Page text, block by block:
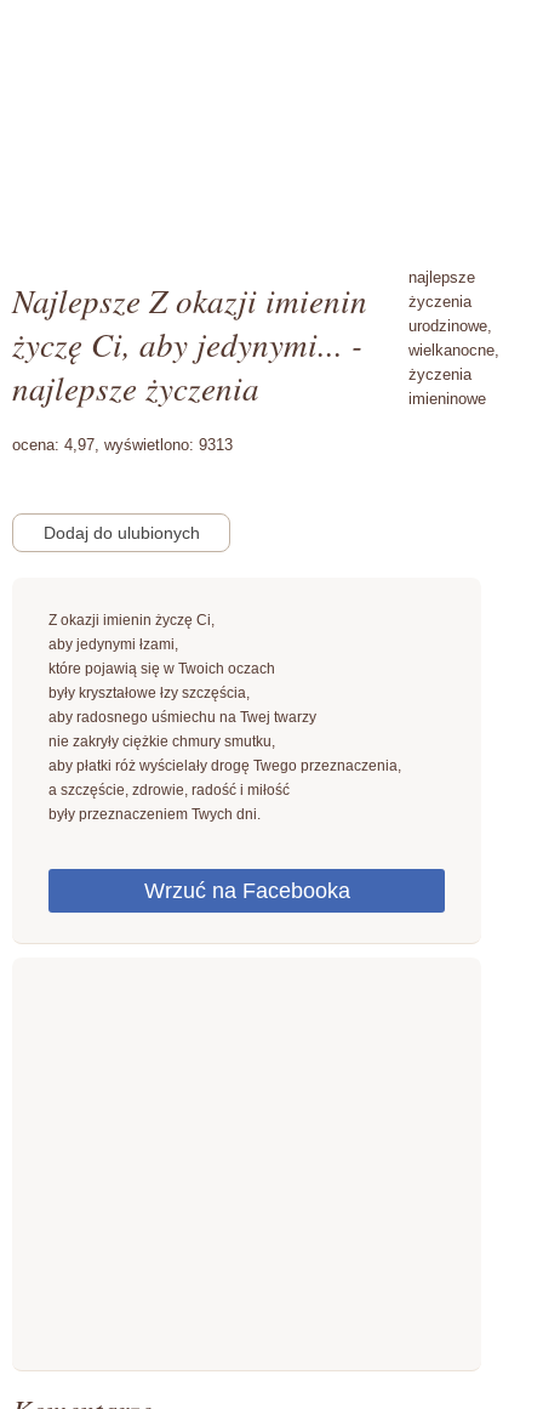
Najlepsze Z okazji imienin
życzę Ci, aby jedynymi... -
najlepsze życzenia
ocena: 4,97, wyświetlono: 9313
Z okazji imienin życzę Ci,
aby jedynymi łzami,
które pojawią się w Twoich oczach
były kryształowe łzy szczęścia,
aby radosnego uśmiechu na Twej twarzy
nie zakryły ciężkie chmury smutku,
aby płatki róż wyścielały drogę Twego przeznaczenia,
a szczęście, zdrowie, radość i miłość
były przeznaczeniem Twych dni.
najlepsze
życzenia
urodzinowe,
wielkanocne,
życzenia
imieninowe